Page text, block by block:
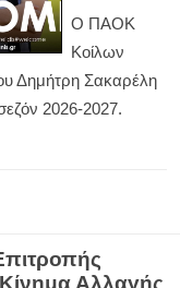
Ο ΠΑΟΚ
Κοίλων
Δημήτρη Σακαρέλη
2026-2027.
Αλλαγής